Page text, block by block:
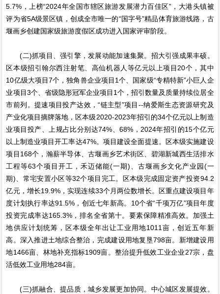
5.7%，上榜“2024年全国市辖区旅游发展潜力百佳区”，大港头镇被
评为省5A级景区镇，创成全市唯一的“国字号”精品体育旅游线路，古
堰画乡创建国家级旅游度假区成功进入国家评审阶段。
(二)抓项目、强引擎，发展动能加速集聚。招大引强成果丰硕。
区本级招引翰尔西注射笔、高仙机器人等亿元以上项目20个，其中
10亿级大项目7个，独角兽企业项目1个、国家级“专精特新”小巨人企
业项目3个、省级隐形冠军企业项目1个，招引数量及质量持续位居全
市前列。提速项目投产达效，“链主型”项目--纳爱斯生态资源研究及
产业化项目摘牌落地，区本级2020-2023年招引的34个亿元以上制造
业项目投产、上规占比分别达74%、68%，2024年招引的15个亿元
以上制造业项目开工率达47%。项目建设全面提速。区本级实施建设
项目168个，瀚薪半导体、古堰画乡艺术街区、碧湖新城西生活排水
工程等63个项目开工，禾迈储能(一期)、古堰画乡文化产业园(一
期)、常宅安置小区等32个项目完工。区本级完成固定资产投资94.2
亿元，增长19.9%，实现连续33个月两位数增长。区重点建设项目年
度计划执行率达91.5%，创近七年新高。10个省“千项万亿”项目年度
投资完成率达165.3%，排名全省第十。要素保障精准高效。加强土
地供应计划统筹，区本级全年出让工业用地1011亩，创近五年新
高。深入推进土地综合整治，完成建设用地复垦798亩。新增建设用
地1466亩、林地补充指标1909亩。整治提升低效工业企业27宗，盘
活低效工业用地284亩。
(三)抓融合、提品质，城乡发展更加协同。中心城区发展提效。